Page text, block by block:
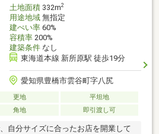
土地面積332m2
用途地域無指定
建ぺい率60%
容積率200%
建築条件なし
東海道本線 新所原駅 徒歩19分
愛知県豊橋市雲谷町字八尻
更地
平坦地
角地 即引渡し可
自分サイズに合ったお店を開業して